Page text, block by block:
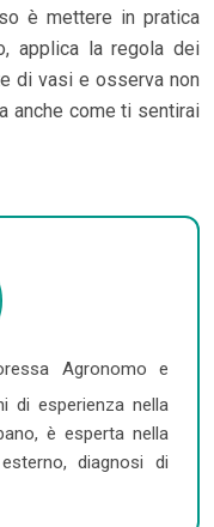
è mettere in pratica
applica la regola dei
di vasi e osserva non
anche come ti sentirai
Agronomo e
di esperienza nella
è esperta nella
diagnosi di